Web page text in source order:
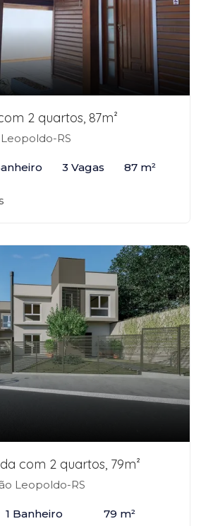
2 quartos, 87m²
RS
3 Vagas 87 m²
com 2 quartos, 79m²
Leopoldo-RS
1 Banheiro 79 m²